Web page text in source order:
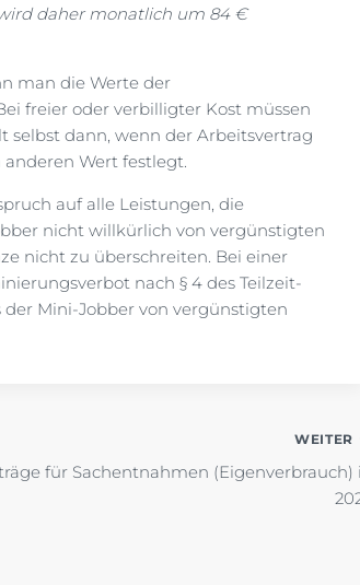
daher monatlich um 84 €
man die Werte der
freier oder verbilligter Kost müssen
selbst dann, wenn der Arbeitsvertrag
Wert festlegt.
auf alle Leistungen, die
nicht willkürlich von vergünstigten
nicht zu überschreiten. Bei einer
nach § 4 des Teilzeit-
der Mini-Jobber von vergünstigten
WEITER
für Sachentnahmen (Eigenverbrauch)